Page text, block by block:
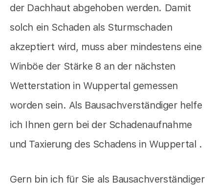
der Dachhaut abgehoben werden. Damit
solch ein Schaden als Sturmschaden
akzeptiert wird, muss aber mindestens eine
Winböe der Stärke 8 an der nächsten
Wetterstation in Wuppertal gemessen
worden sein. Als Bausachverständiger helfe
ich Ihnen gern bei der Schadenaufnahme
und Taxierung des Schadens in Wuppertal .
Gern bin ich für Sie als Bausachverständiger